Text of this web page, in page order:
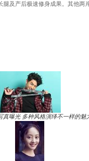
腿及产后极速修身成果。其他
真曝光 多种风格演绎不一样的魅